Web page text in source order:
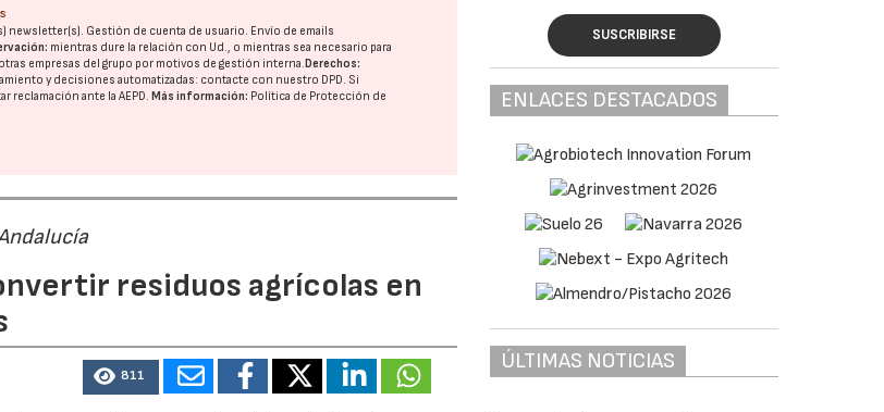
newsletter(s). Gestión de cuenta de usuario. Envío de emails
mientras dure la relación con Ud., o mientras sea necesario para
empresas del grupo por motivos de gestión interna. Derechos:
y decisiones automatizadas: contacte con nuestro DPD. Si
reclamación ante laAEPD. Más información: Política de Protección de
residuos agrícolas en
811
SUSCRIBIRSE
ENLACES DESTACADOS
ÚLTIMAS NOTICIAS